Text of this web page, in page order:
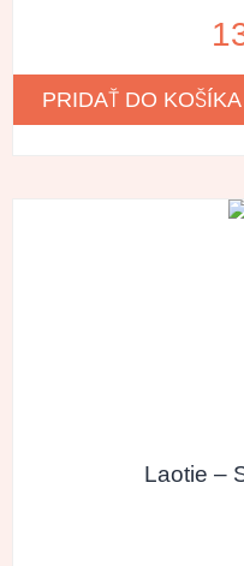
PRIDAŤ DO KOŠÍKA
Laotie –